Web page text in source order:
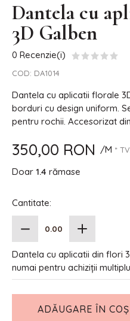
Dantela cu
3D Galben
0 Recenzie(i)
COD: DA1014
Dantela cu aplicatii florale
borduri cu design uniform.
pentru rochii. Accesorizat
350,00 RON /M *
Doar 1.4 rămase
Cantitate:
Dantela cu aplicatii din flori
numai pentru achiziții
ADĂUGARE ÎN COȘ